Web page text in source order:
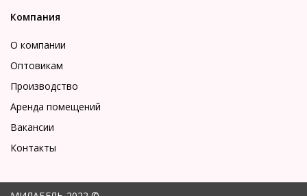
Компания
О компании
Оптовикам
Производство
Аренда помещений
Вакансии
Контакты